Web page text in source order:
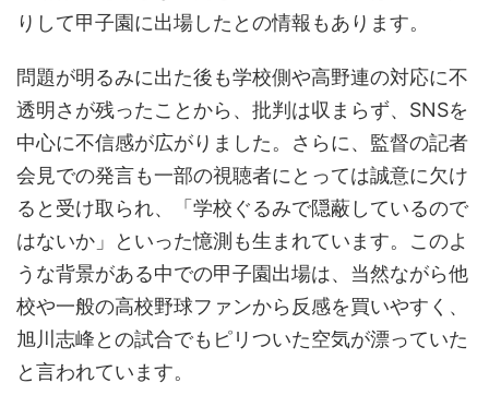
りして甲子園に出場したとの情報もあります。
問題が明るみに出た後も学校側や高野連の対応に不
透明さが残ったことから、批判は収まらず、SNSを
中心に不信感が広がりました。さらに、監督の記者
会見での発言も一部の視聴者にとっては誠意に欠け
ると受け取られ、「学校ぐるみで隠蔽しているので
はないか」といった憶測も生まれています。このよ
うな背景がある中での甲子園出場は、当然ながら他
校や一般の高校野球ファンから反感を買いやすく、
旭川志峰との試合でもピリついた空気が漂っていた
と言われています。